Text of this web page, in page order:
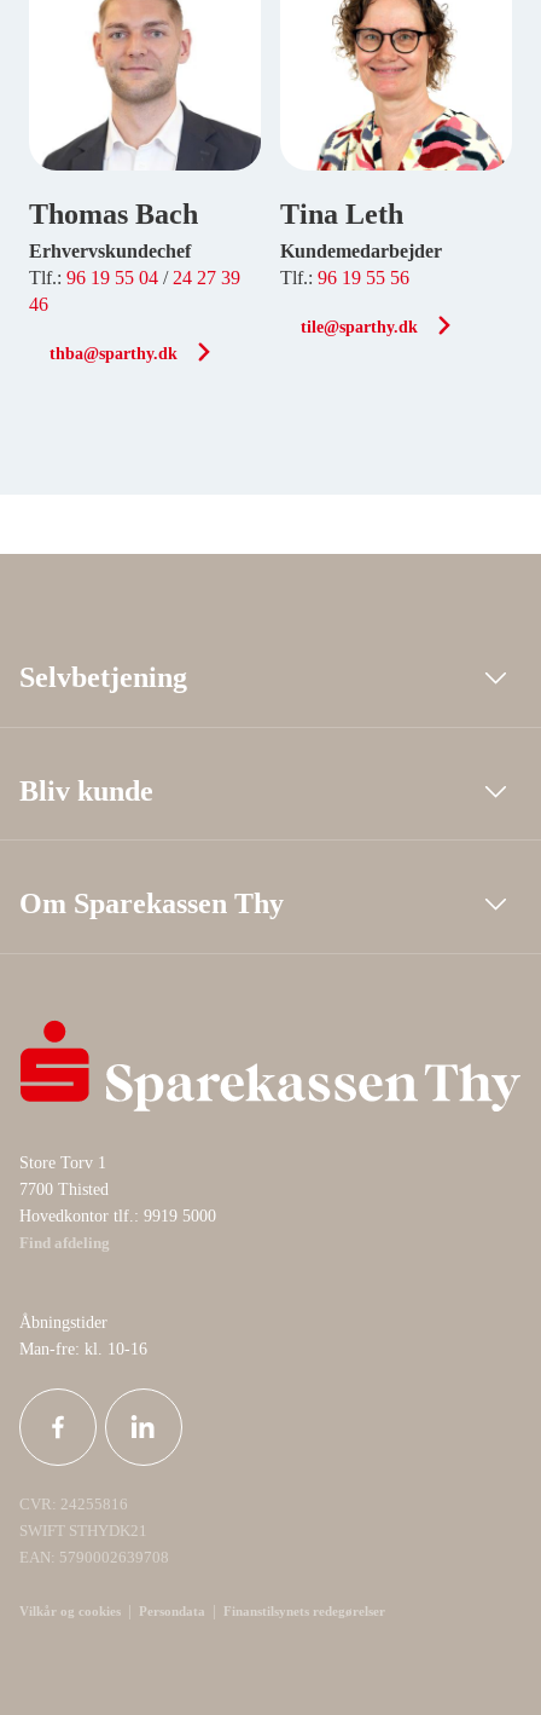
Thomas Bach
Erhvervskundechef
Tlf.: 96 19 55 04 / 24 27 39
46
thba@sparthy.dk
Tina Leth
Kundemedarbejder
Tlf.: 96 19 55 56
tile@sparthy.dk
Selvbetjening
Bliv kunde
Om Sparekassen Thy
Store Torv 1
7700 Thisted
Hovedkontor tlf.: 9919 5000
Find afdeling
Åbningstider
Man-fre: kl. 10-16
CVR: 24255816
SWIFT STHYDK21
EAN: 5790002639708
Vilkår og cookies | Persondata | Finanstilsynets redegørelser